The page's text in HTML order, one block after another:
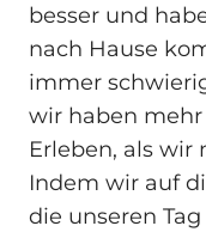
besser und
nach Hause
immer
wir haben
Erleben, als wir
Indem wir auf
die unseren